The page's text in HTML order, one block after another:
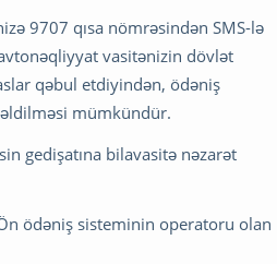
9707 qısa nömrəsindən SMS-lə
vasitənizin dövlət
qəbul etdiyindən, ödəniş
mümkündür.
gedişatına bilavasitə nəzarət
ödəniş sisteminin operatoru olan